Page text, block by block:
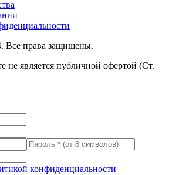
Все права защищены.
не является публичной офертой (Ст.
конфиденциальности